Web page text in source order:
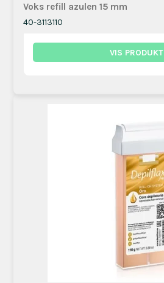
Voks refill azulen 15 mm
40-3113110
VIS PRODUKT